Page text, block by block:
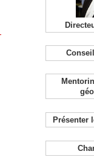
Présenter